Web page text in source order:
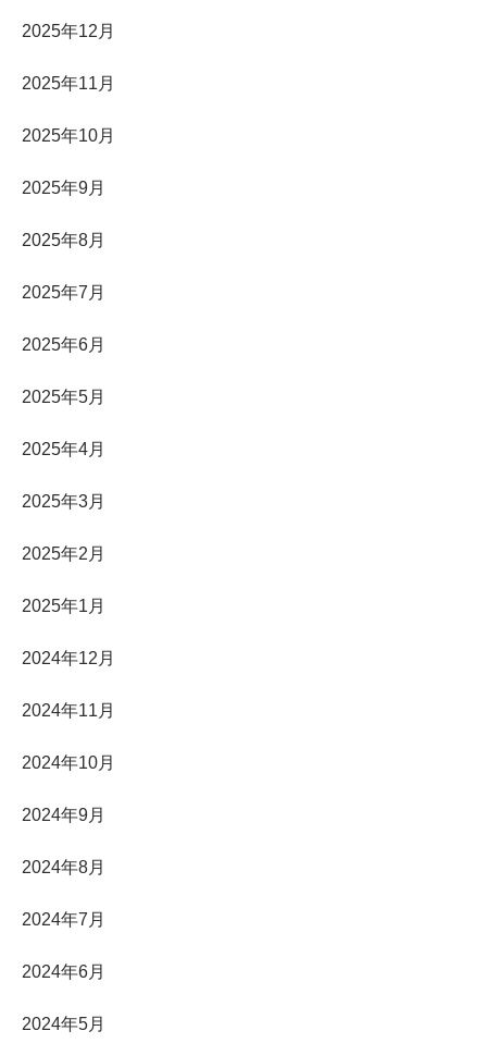
2025年12月
2025年11月
2025年10月
2025年9月
2025年8月
2025年7月
2025年6月
2025年5月
2025年4月
2025年3月
2025年2月
2025年1月
2024年12月
2024年11月
2024年10月
2024年9月
2024年8月
2024年7月
2024年6月
2024年5月